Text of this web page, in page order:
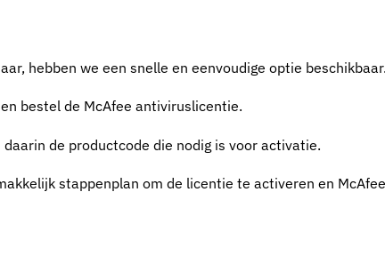
hebben we een snelle en eenvoudige optie beschikbaar.
bestel de McAfee antiviruslicentie.
de productcode die nodig is voor activatie.
stappenplan om de licentie te activeren en